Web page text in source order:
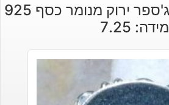
טבעת משובצת ג'ספר ירוק מנומר כסף 925
מידה: 7.25